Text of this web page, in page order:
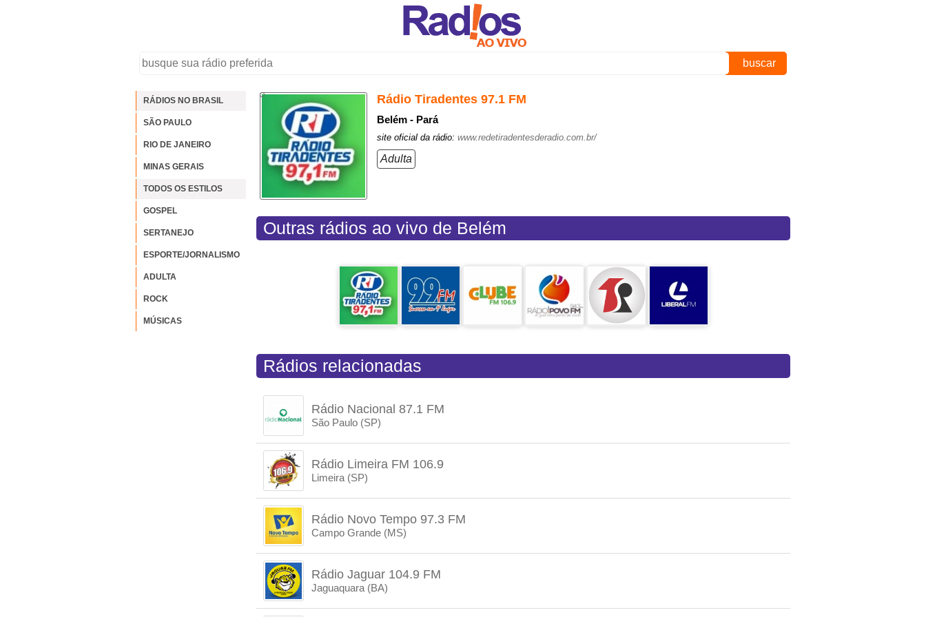
buscar
RÁDIOS NO BRASIL
SÃO PAULO
RIO DE JANEIRO
MINAS GERAIS
TODOS OS ESTILOS
GOSPEL
SERTANEJO
ESPORTE/JORNALISMO
ADULTA
ROCK
MÚSICAS
Rádio Tiradentes 97.1 FM
Belém - Pará
site oficial da rádio: www.redetiradentesderadio.com.br/
Adulta
Outras rádios ao vivo de Belém
Rádios relacionadas
Rádio Nacional 87.1 FM
São Paulo (SP)
Rádio Limeira FM 106.9
Limeira (SP)
Rádio Novo Tempo 97.3 FM
Campo Grande (MS)
Rádio Jaguar 104.9 FM
Jaguaquara (BA)